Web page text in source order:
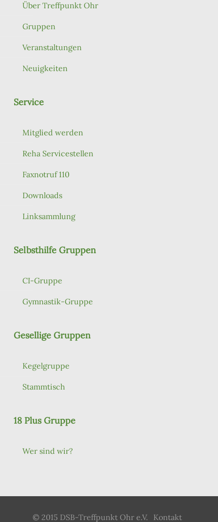
Über Treffpunkt Ohr
Gruppen
Veranstaltungen
Neuigkeiten
Service
Mitglied werden
Reha Servicestellen
Faxnotruf 110
Downloads
Linksammlung
Selbsthilfe Gruppen
CI-Gruppe
Gymnastik-Gruppe
Gesellige Gruppen
Kegelgruppe
Stammtisch
18 Plus Gruppe
Wer sind wir?
© 2015 DSB-Treffpunkt Ohr e.V. Kontakt